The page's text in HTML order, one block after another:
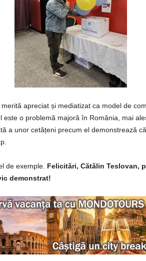
merită apreciat și mediatizat ca model de
este o problemă majoră în România, mai
a unor cetățeni precum el demonstrează
de exemple. Felicitări, Cătălin Teslovan,
demonstrat!